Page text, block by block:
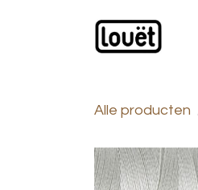
Alle producten